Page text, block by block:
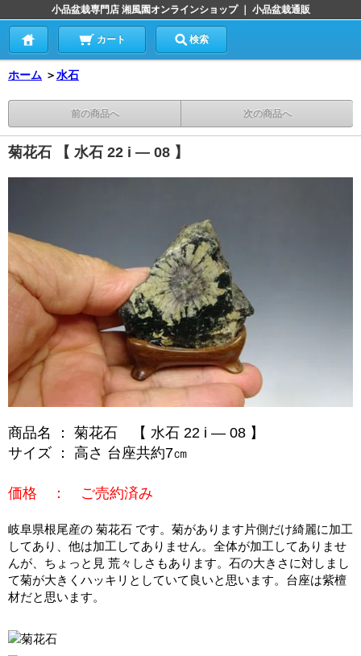
小品盆栽専門店 湘風園オンラインショップ ｜ 小品盆栽通販
カート 検索
ホーム ＞水石
前の商品へ 次の商品へ
菊花石 【 水石 22 i ― 08 】
商品名 ： 菊花石 【 水石 22 i ― 08 】
サイズ ： 高さ 台座共約7㎝
価格 ： ご売約済み
岐阜県根尾産の 菊花石 です。菊があります片側だけ綺麗に加工
してあり、他は加工してありません。全体が加工してありませ
んが、ちょっと見 荒々しさもあります。石の大きさに対しまし
て菊が大きくハッキリとしていて良いと思います。台座は紫檀
材だと思います。